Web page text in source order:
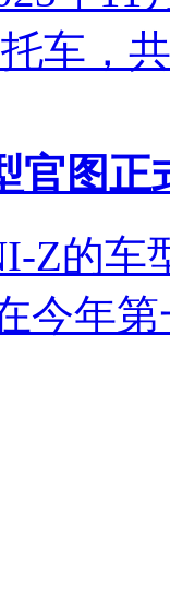
车，
官图正
Z的
今年